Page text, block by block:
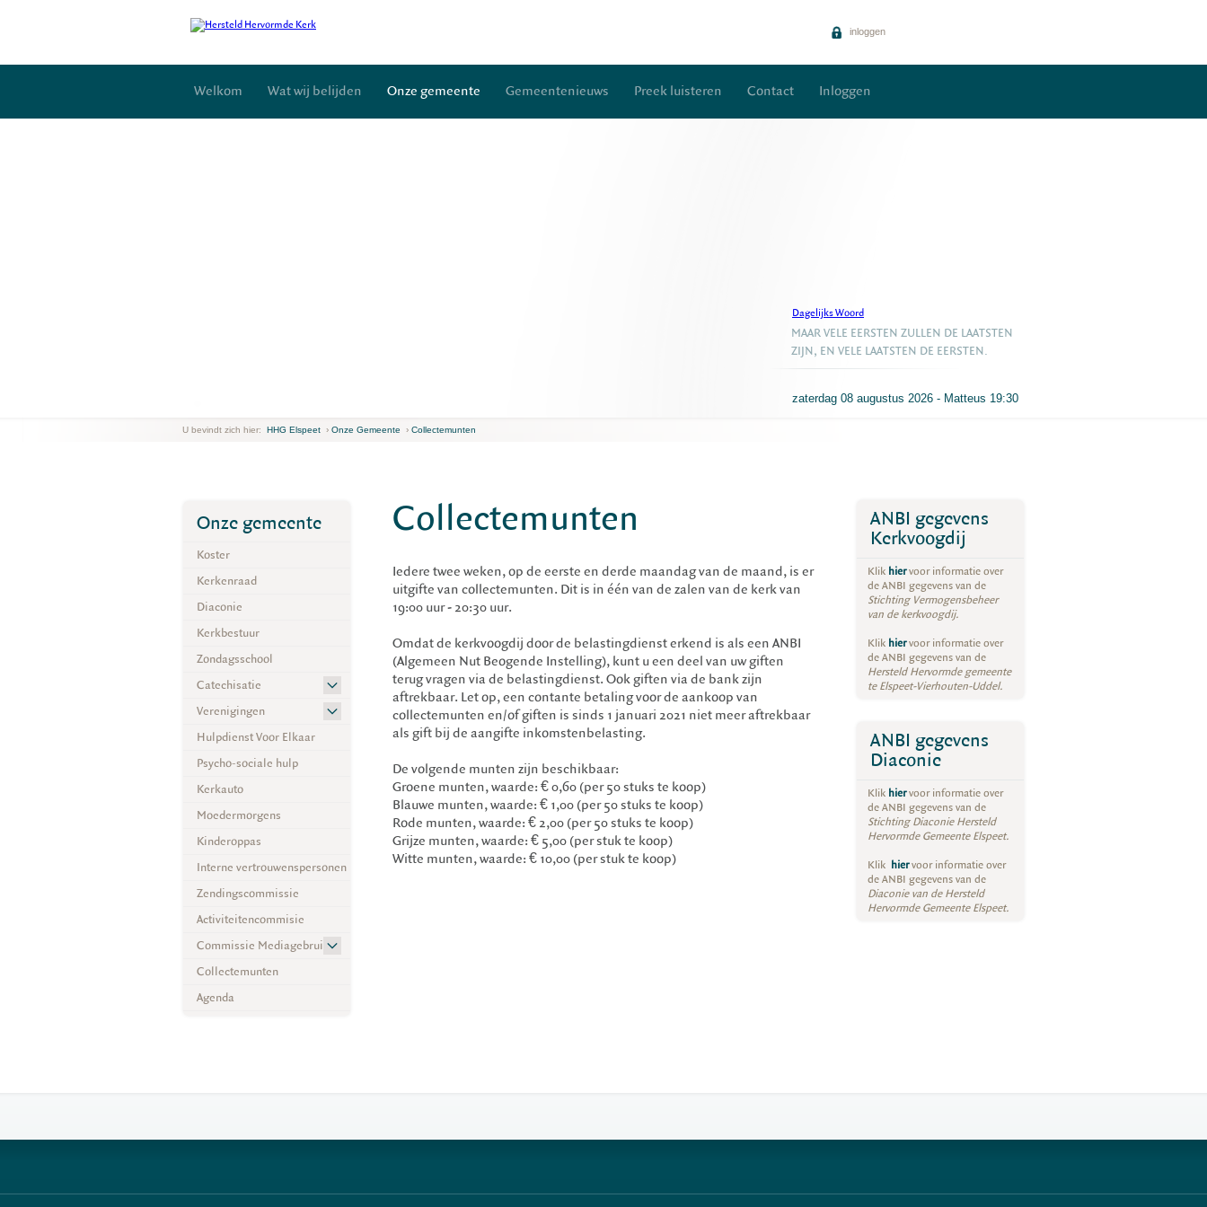
inloggen
Welkom Wat wij belijden Onze gemeente Gemeentenieuws Preek luisteren Contact Inloggen
Dagelijks Woord
zaterdag 08 augustus 2026 - Matteus 19:30
MAAR VELE EERSTEN ZULLEN DE LAATSTEN
ZIJN, EN VELE LAATSTEN DE EERSTEN.
U bevindt zich hier: HHG Elspeet › Onze Gemeente › Collectemunten
Collectemunten
Iedere twee weken, op de eerste en derde maandag van de maand, is er
uitgifte van collectemunten. Dit is in één van de zalen van de kerk van
19:00 uur - 20:30 uur.
Omdat de kerkvoogdij door de belastingdienst erkend is als een ANBI
(Algemeen Nut Beogende Instelling), kunt u een deel van uw giften
terug vragen via de belastingdienst. Ook giften via de bank zijn
aftrekbaar. Let op, een contante betaling voor de aankoop van
collectemunten en/of giften is sinds 1 januari 2021 niet meer aftrekbaar
als gift bij de aangifte inkomstenbelasting.
De volgende munten zijn beschikbaar:
Groene munten, waarde: € 0,60 (per 50 stuks te koop)
Blauwe munten, waarde: € 1,00 (per 50 stuks te koop)
Rode munten, waarde: € 2,00 (per 50 stuks te koop)
Grijze munten, waarde: € 5,00 (per stuk te koop)
Witte munten, waarde: € 10,00 (per stuk te koop)
Onze gemeente
Koster
Kerkenraad
Diaconie
Kerkbestuur
Zondagsschool
Catechisatie
Verenigingen
Hulpdienst Voor Elkaar
Psycho-sociale hulp
Kerkauto
Moedermorgens
Kinderoppas
Interne vertrouwenspersonen
Zendingscommissie
Activiteitencommisie
Commissie Mediagebruik
Collectemunten
Agenda
ANBI gegevens
Kerkvoogdij
Klik hiervoor informatie over
de ANBI gegevens van de
Stichting Vermogensbeheer
van de kerkvoogdij.
Klik hiervoor informatie over
de ANBI gegevens van de
Hersteld Hervormde gemeente
te Elspeet-Vierhouten-Uddel.
ANBI gegevens
Diaconie
Klik hiervoor informatie over
de ANBI gegevens van de
Stichting Diaconie Hersteld
Hervormde Gemeente Elspeet.
Klik hiervoor informatie over
de ANBI gegevens van de
Diaconie van de Hersteld
Hervormde Gemeente Elspeet.